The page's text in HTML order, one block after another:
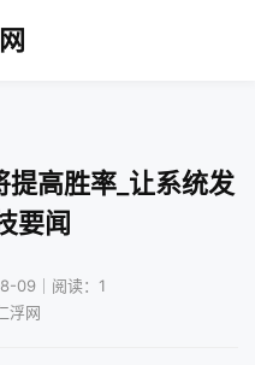
高胜率_让系统发
要闻
09｜阅读：1
浮网